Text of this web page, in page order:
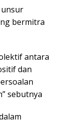
unsur
bermitra
antara
dan
sebutnya